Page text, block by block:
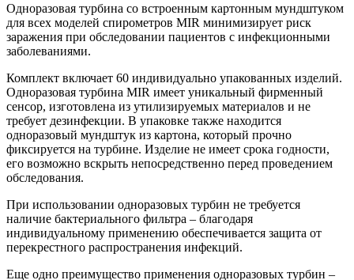
Одноразовая турбина со встроенным картонным мундштуком
для всех моделей спирометров MIR минимизирует риск
заражения при обследовании пациентов с инфекционными
заболеваниями.
Комплект включает 60 индивидуально упакованных изделий.
Одноразовая турбина MIR имеет уникальный фирменный
сенсор, изготовлена из утилизируемых материалов и не
требует дезинфекции. В упаковке также находится
одноразовый мундштук из картона, который прочно
фиксируется на турбине. Изделие не имеет срока годности,
его возможно вскрыть непосредственно перед проведением
обследования.
При использовании одноразовых турбин не требуется
наличие бактериального фильтра – благодаря
индивидуальному применению обеспечивается защита от
перекрестного распространения инфекций.
Еще одно преимущество применения одноразовых турбин –